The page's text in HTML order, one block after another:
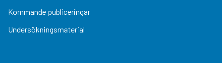
Kommande publiceringar
Undersökningsmaterial